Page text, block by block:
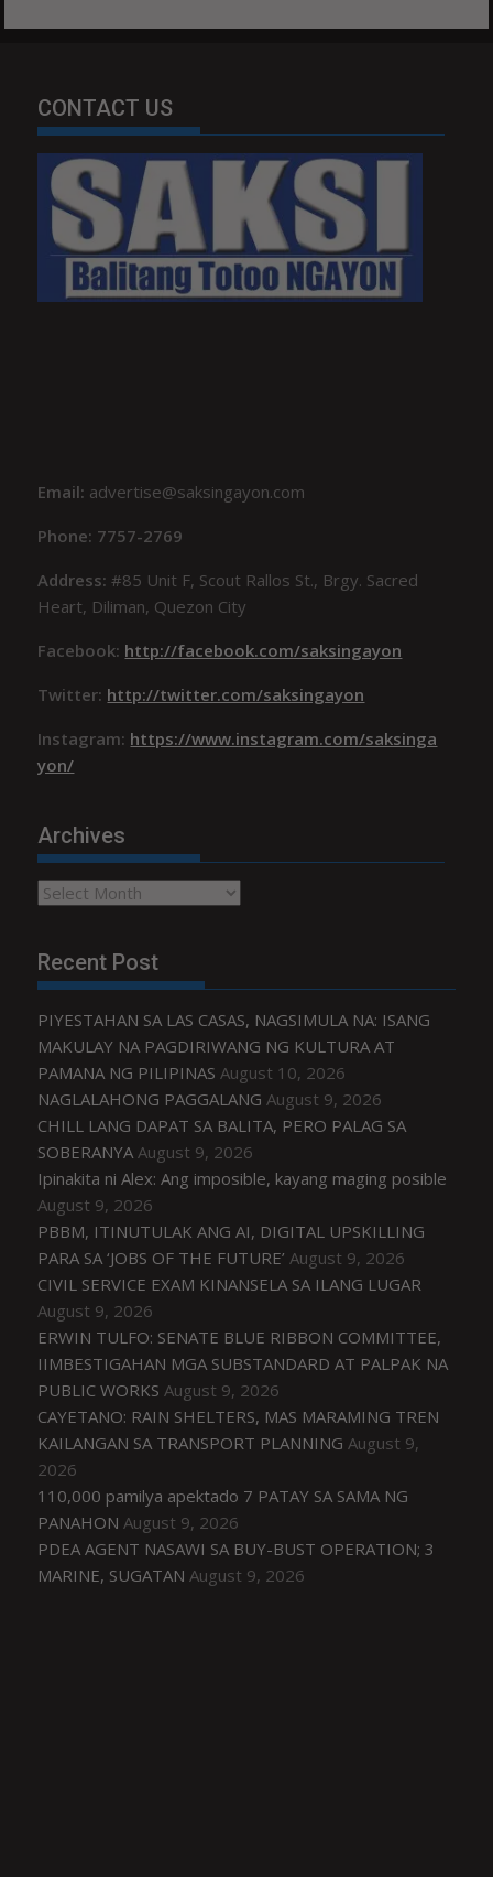
CONTACT US
Email: advertise@saksingayon.com
Phone: 7757-2769
Address:#85 Unit F, Scout Rallos St., Brgy. Sacred
Heart, Diliman, Quezon City
Facebook: http://facebook.com/saksingayon
Twitter: http://twitter.com/saksingayon
Instagram: https://www.instagram.com/saksinga
yon/
Archives
Archives
Recent Post
PIYESTAHAN SA LAS CASAS, NAGSIMULA NA: ISANG
MAKULAY NA PAGDIRIWANG NG KULTURA AT
PAMANA NG PILIPINAS August 10, 2026
NAGLALAHONG PAGGALANG August 9, 2026
CHILL LANG DAPAT SA BALITA, PERO PALAG SA
SOBERANYA August 9, 2026
Ipinakita ni Alex: Ang imposible, kayang maging posible
August 9, 2026
PBBM, ITINUTULAK ANG AI, DIGITAL UPSKILLING
PARA SA ‘JOBS OF THE FUTURE’ August 9, 2026
CIVIL SERVICE EXAM KINANSELA SA ILANG LUGAR
August 9, 2026
ERWIN TULFO: SENATE BLUE RIBBON COMMITTEE,
IIMBESTIGAHAN MGA SUBSTANDARD AT PALPAK NA
PUBLIC WORKS August 9, 2026
CAYETANO: RAIN SHELTERS, MAS MARAMING TREN
KAILANGAN SA TRANSPORT PLANNING August 9,
2026
110,000 pamilya apektado 7 PATAY SA SAMA NG
PANAHON August 9, 2026
PDEA AGENT NASAWI SA BUY-BUST OPERATION; 3
MARINE, SUGATAN August 9, 2026